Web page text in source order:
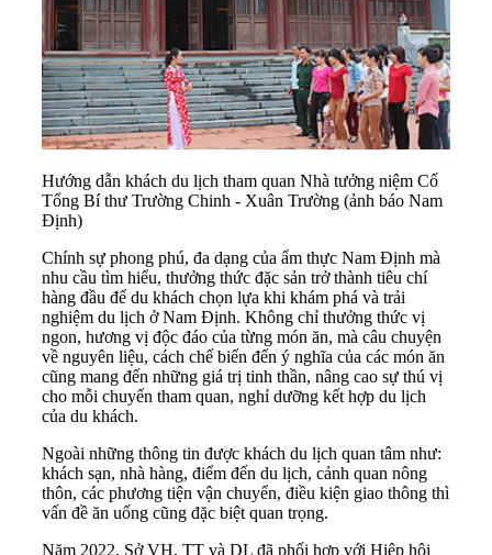
Hướng dẫn khách du lịch tham quan Nhà tưởng niệm Cố
Tổng Bí thư Trường Chinh - Xuân Trường (ảnh báo Nam
Định)
Chính sự phong phú, đa dạng của ẩm thực Nam Định mà
nhu cầu tìm hiểu, thưởng thức đặc sản trở thành tiêu chí
hàng đầu để du khách chọn lựa khi khám phá và trải
nghiệm du lịch ở Nam Định. Không chỉ thưởng thức vị
ngon, hương vị độc đáo của từng món ăn, mà câu chuyện
về nguyên liệu, cách chế biến đến ý nghĩa của các món ăn
cũng mang đến những giá trị tinh thần, nâng cao sự thú vị
cho mỗi chuyến tham quan, nghỉ dưỡng kết hợp du lịch
của du khách.
Ngoài những thông tin được khách du lịch quan tâm như:
khách sạn, nhà hàng, điểm đến du lịch, cảnh quan nông
thôn, các phương tiện vận chuyển, điều kiện giao thông thì
vấn đề ăn uống cũng đặc biệt quan trọng.
Năm 2022, Sở VH, TT và DL đã phối hợp với Hiệp hội